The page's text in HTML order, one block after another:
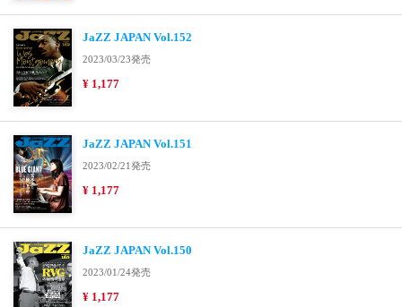
JaZZ JAPAN Vol.152
2023/03/23発売
¥ 1,177
JaZZ JAPAN Vol.151
2023/02/21発売
¥ 1,177
JaZZ JAPAN Vol.150
2023/01/24発売
¥ 1,177